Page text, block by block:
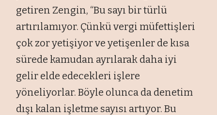
getiren Zengin, “Bu sayı bir türlü
artırılamıyor. Çünkü vergi müfettişleri
çok zor yetişiyor ve yetişenler de kısa
sürede kamudan ayrılarak daha iyi
gelir elde edecekleri işlere
yöneliyorlar. Böyle olunca da denetim
dışı kalan işletme sayısı artıyor. Bu